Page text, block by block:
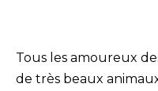
Tous les amoureux
de très beaux